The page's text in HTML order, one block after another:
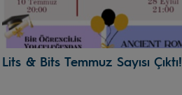
Lits & Bits Temmuz Sayısı Çıktı!